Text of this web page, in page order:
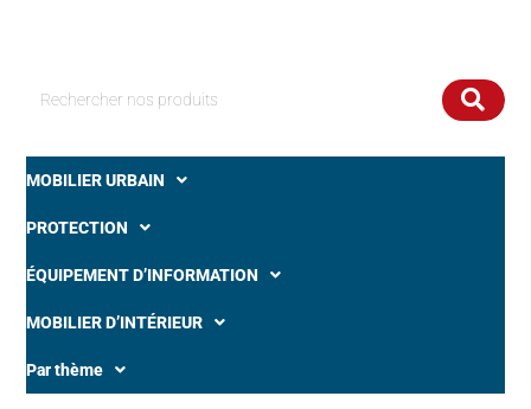
Rechercher
MOBILIER URBAIN
PROTECTION
ÉQUIPEMENT D’INFORMATION
MOBILIER D’INTÉRIEUR
Par thème